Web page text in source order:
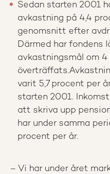
Sedan starten 2001
avkastning på 4,4
genomsnitt efter
Därmed har fondens
avkastningsmål om
varit 5,7 procent per
starten 2001.
att skriva upp
har under samma
procent per år.
– Vi har under året